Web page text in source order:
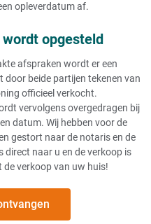
opleverdatum af.
opgesteld
afspraken wordt er een
door beide partijen tekenen van
officieel verkocht.
vervolgens overgedragen bij
datum. Wij hebben voor de
gestort naar de notaris en de
naar u en de verkoop is
verkoop van uw huis!